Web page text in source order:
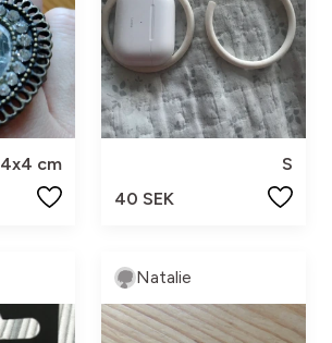
4x4 cm
S
40 SEK
Natalie